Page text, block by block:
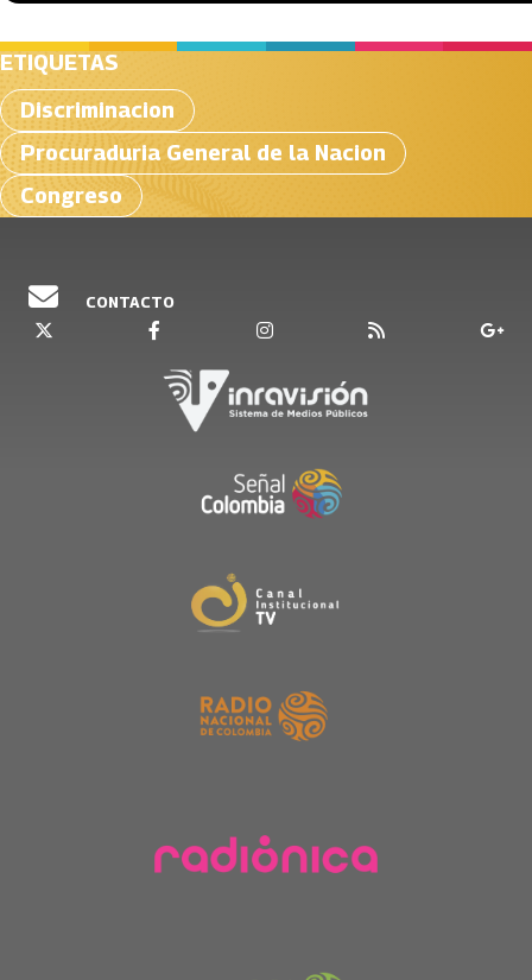
ETIQUETAS
Discriminacion
Procuraduria General de la Nacion
Congreso
CONTACTO